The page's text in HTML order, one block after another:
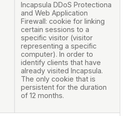
Incapsula DDoS Protectiona
and Web Application
Firewall: cookie for linking
certain sessions to a
specific visitor (visitor
representing a specific
computer). In order to
identify clients that have
already visited Incapsula.
The only cookie that is
persistent for the duration
of 12 months.